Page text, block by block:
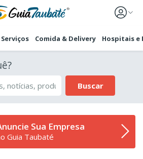
Comida & Delivery Hospitais e
Buscar
Sua Empresa
Guia Taubaté